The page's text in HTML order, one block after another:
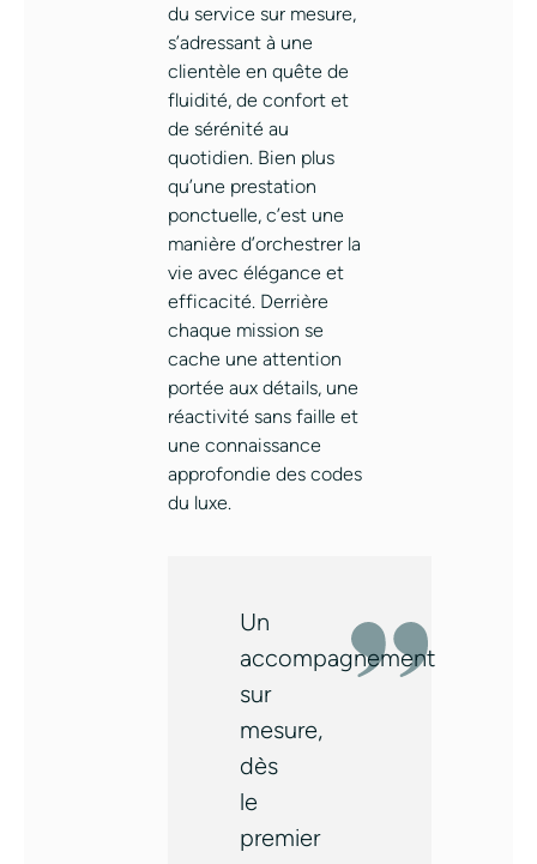
du service sur mesure,
s’adressant à une
clientèle en quête de
fluidité, de confort et
de sérénité au
quotidien. Bien plus
qu’une prestation
ponctuelle, c’est une
manière d’orchestrer la
vie avec élégance et
efficacité. Derrière
chaque mission se
cache une attention
portée aux détails, une
réactivité sans faille et
une connaissance
approfondie des codes
du luxe.
Un
accompagnement
sur
mesure,
dès
le
premier